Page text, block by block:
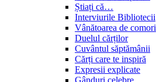
Știați că…
Interviurile Bibliotecii
Vânătoarea de comori
Duelul cărților
Cuvântul săptămânii
Cărți care te inspiră
Expresii explicate